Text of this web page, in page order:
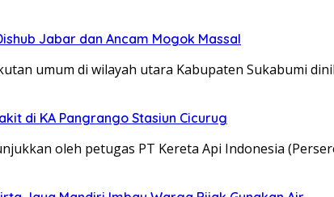
Jabar dan Ancam Mogok Massal
umum di wilayah utara Kabupaten Sukabumi
di KA Pangrango Stasiun Cicurug
oleh petugas PT Kereta Api Indonesia